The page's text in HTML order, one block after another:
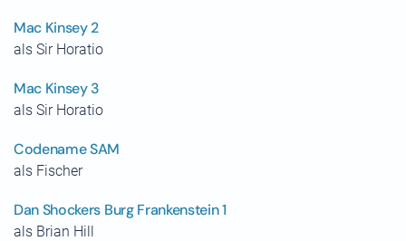
Mac Kinsey 2
als Sir Horatio
Mac Kinsey 3
als Sir Horatio
Codename SAM
als Fischer
Dan Shockers Burg Frankenstein 1
als Brian Hill